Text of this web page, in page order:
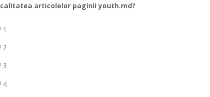
calitatea articolelor paginii youth.md?
1
2
3
4